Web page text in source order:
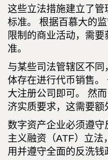
这些立法措施建立了
标准。 根据百慕大的
限制的商业活动，需
准。
与某些司法管辖区不
体存在进行代币销售
大注册公司即可。 然
济实质要求，这需要额
数字资产企业必须遵
主义融资（ATF）立法
用并遵守全面的反洗钱